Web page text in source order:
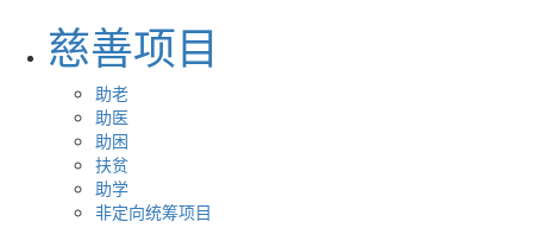
慈善项目
助老
助医
助困
扶贫
助学
非定向统筹项目